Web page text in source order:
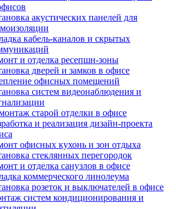
акустических панелей для
кабель-каналов и скрытых
и отделка ресепшн-зоны
дверей и замков в офисе
офисных помещений
систем видеонаблюдения и
старой отделки в офисе
и реализация дизайн-проекта
офисных кухонь и зон отдыха
стеклянных перегородок
и отделка санузлов в офисе
коммерческого линолеума
розеток и выключателей в офисе
систем кондиционирования и